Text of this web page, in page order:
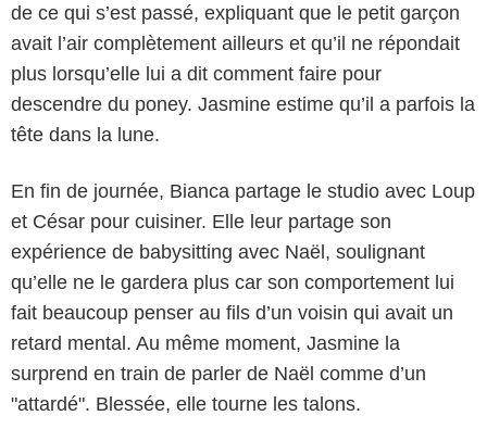
de ce qui s’est passé, expliquant que le petit garçon
avait l’air complètement ailleurs et qu’il ne répondait
plus lorsqu’elle lui a dit comment faire pour
descendre du poney. Jasmine estime qu’il a parfois la
tête dans la lune.
En fin de journée, Bianca partage le studio avec Loup
et César pour cuisiner. Elle leur partage son
expérience de babysitting avec Naël, soulignant
qu’elle ne le gardera plus car son comportement lui
fait beaucoup penser au fils d’un voisin qui avait un
retard mental. Au même moment, Jasmine la
surprend en train de parler de Naël comme d’un
"attardé". Blessée, elle tourne les talons.